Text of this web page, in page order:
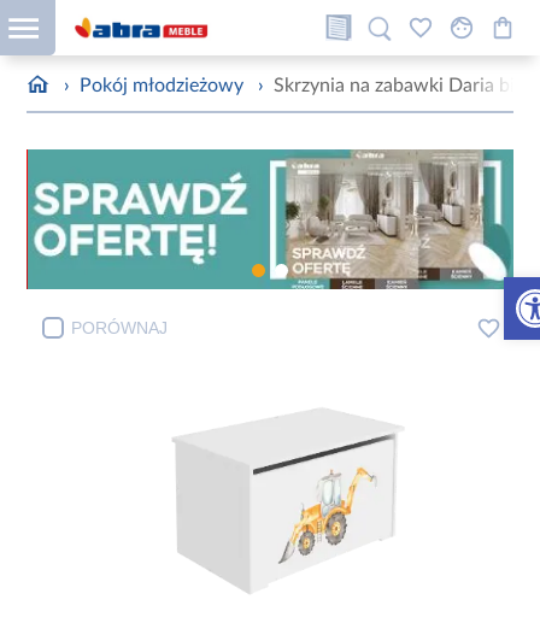
› Pokój młodzieżowy › Skrzynia na zabawki Daria
PORÓWNAJ